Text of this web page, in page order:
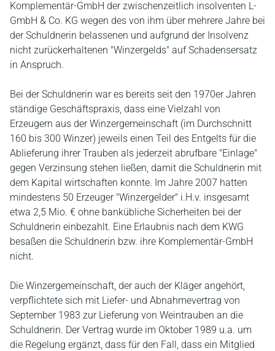
Komplementär-GmbH der zwischenzeitlich insolventen L-
GmbH & Co. KG wegen des von ihm über mehrere Jahre bei
der Schuldnerin belassenen und aufgrund der Insolvenz
nicht zurückerhaltenen "Winzergelds" auf Schadensersatz
in Anspruch.
Bei der Schuldnerin war es bereits seit den 1970er Jahren
ständige Geschäftspraxis, dass eine Vielzahl von
Erzeugern aus der Winzergemeinschaft (im Durchschnitt
160 bis 300 Winzer) jeweils einen Teil des Entgelts für die
Ablieferung ihrer Trauben als jederzeit abrufbare "Einlage"
gegen Verzinsung stehen ließen, damit die Schuldnerin mit
dem Kapital wirtschaften konnte. Im Jahre 2007 hatten
mindestens 50 Erzeuger "Winzergelder" i.H.v. insgesamt
etwa 2,5 Mio. € ohne bankübliche Sicherheiten bei der
Schuldnerin einbezahlt. Eine Erlaubnis nach dem KWG
besaßen die Schuldnerin bzw. ihre Komplementär-GmbH
nicht.
Die Winzergemeinschaft, der auch der Kläger angehört,
verpflichtete sich mit Liefer- und Abnahmevertrag von
September 1983 zur Lieferung von Weintrauben an die
Schuldnerin. Der Vertrag wurde im Oktober 1989 u.a. um
die Regelung ergänzt, dass für den Fall, dass ein Mitglied